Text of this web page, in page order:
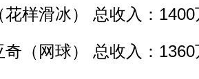
样滑冰） 总收入：1400
（网球） 总收入：1360